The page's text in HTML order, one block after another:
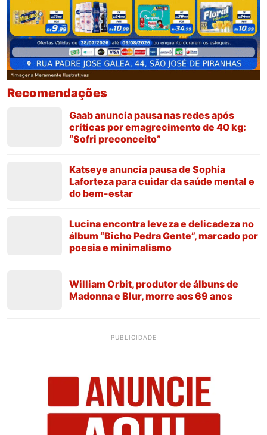
Recomendações
Gaab anuncia pausa nas redes após
críticas por emagrecimento de 40 kg:
“Sofri preconceito”
Katseye anuncia pausa de Sophia
Laforteza para cuidar da saúde mental e
do bem-estar
Lucina encontra leveza e delicadeza no
álbum “Bicho Pedra Gente”, marcado por
poesia e minimalismo
William Orbit, produtor de álbuns de
Madonna e Blur, morre aos 69 anos
PUBLICIDADE